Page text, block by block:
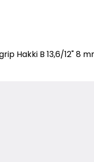
Hakki B 13,6/12" 8